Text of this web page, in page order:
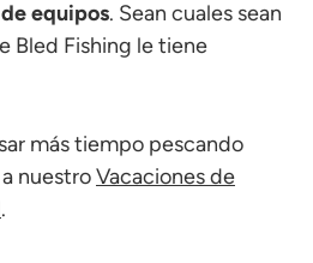
equipos. Sean cuales sean
Bled Fishing le tiene
más tiempo pescando
nuestroVacaciones de
.